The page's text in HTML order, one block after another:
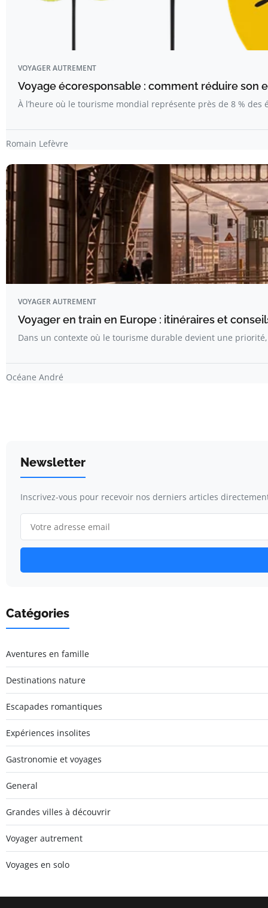
VOYAGER AUTREMENT
Voyage écoresponsable : comment réduire son
À l’heure où le tourisme mondial représente près de 8 % des
Romain Lefèvre
VOYAGER AUTREMENT
Voyager en train en Europe : itinéraires et
Dans un contexte où le tourisme durable devient une
Océane André
Newsletter
Inscrivez-vous pour recevoir nos derniers articles
Catégories
Aventures en famille
Destinations nature
Escapades romantiques
Expériences insolites
Gastronomie et voyages
General
Grandes villes à découvrir
Voyager autrement
Voyages en solo